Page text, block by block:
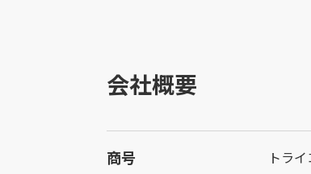
会社概要
商号 トラ